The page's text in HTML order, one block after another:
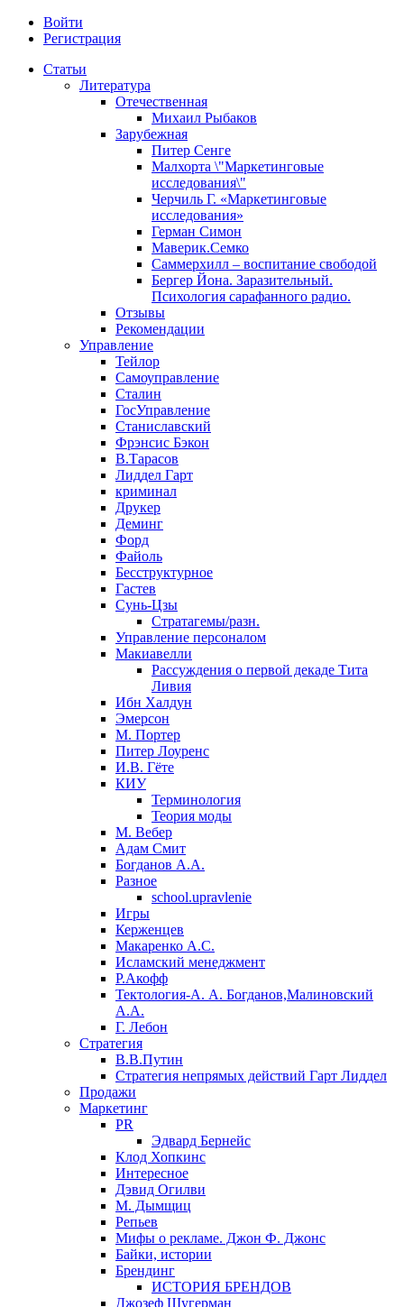
Войти
Регистрация
Статьи
Литература
Отечественная
Михаил Рыбаков
Зарубежная
Питер Сенге
Малхорта \"Маркетинговые
исследования\"
Черчиль Г. «Маркетинговые
исследования»
Герман Симон
Маверик.Семко
Саммерхилл – воспитание свободой
Бергер Йона. Заразительный.
Психология сарафанного радио.
Отзывы
Рекомендации
Управление
Тейлор
Самоуправление
Сталин
ГосУправление
Станиславский
Фрэнсис Бэкон
В.Тарасов
Лиддел Гарт
криминал
Друкер
Деминг
Форд
Файоль
Бесструктурное
Гастев
Сунь-Цзы
Стратагемы/разн.
Управление персоналом
Макиавелли
Рассуждения о первой декаде Тита
Ливия
Ибн Халдун
Эмерсон
М. Портер
Питер Лоуренс
И.В. Гёте
КИУ
Терминология
Теория моды
М. Вебер
Адам Смит
Богданов А.А.
Разное
school.upravlenie
Игры
Керженцев
Макаренко А.С.
Исламский менеджмент
Р.Акофф
Тектология-А. А. Богданов,Малиновский
А.А.
​Г. Лебон
Стратегия
В.В.Путин
​Стратегия непрямых действий Гарт Лиддел
Продажи
Маркетинг
PR
Эдвард Бернейс
Клод Хопкинс
Интересное
Дэвид Огилви
М. Дымщиц
Репьев
Мифы о рекламе. Джон Ф. Джонс
Байки, истории
Брендинг
ИСТОРИЯ БРЕНДОВ
Джозеф Шугерман